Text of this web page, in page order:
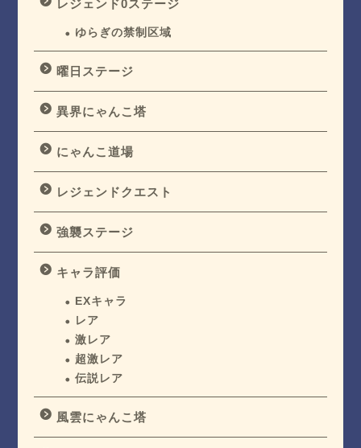
レジェンド0ステージ
ゆらぎの禁制区域
曜日ステージ
異界にゃんこ塔
にゃんこ道場
レジェンドクエスト
強襲ステージ
キャラ評価
EXキャラ
レア
激レア
超激レア
伝説レア
風雲にゃんこ塔